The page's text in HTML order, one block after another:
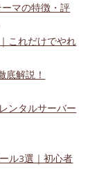
マの特徴・評
これだけでやれ
底解説！
ンタルサーバー
ル3選｜初心者